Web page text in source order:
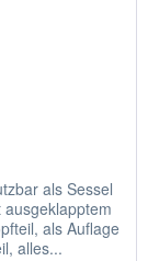
als Sessel
als Auflage
alles...